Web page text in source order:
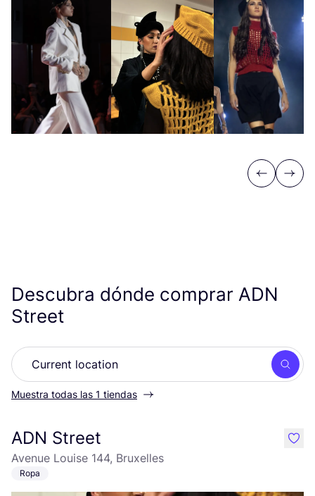
Previous
Next
Descubra dónde comprar ADN
Street
Muestra todas las 1 tiendas
ADN Street
Avenue Louise 144, Bruxelles
Ropa
like